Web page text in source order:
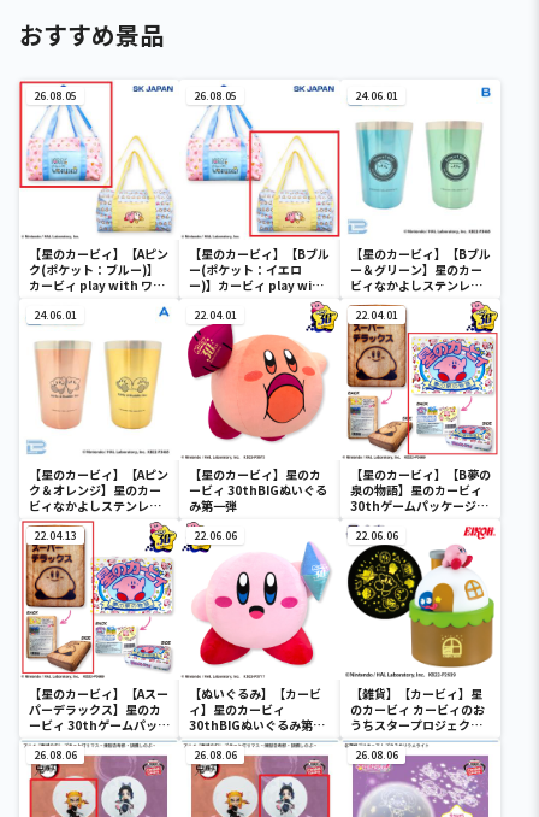
おすすめ景品
26.08.05
【星のカービィ】【Aピン
ク(ポケット：ブルー)】
カービィ play with ワド
26.08.05
【星のカービィ】【Bブル
ー(ポケット：イエロ
ー)】カービィ play with
ワドルディ ボストンバッ
グ
24.06.01
【星のカービィ】【Bブル
ー＆グリーン】星のカー
ビィなかよしステンレス
ペアタンブラー
24.06.01
【星のカービィ】【Aピン
ク＆オレンジ】星のカー
ビィなかよしステンレス
ペアタンブラー
22.04.01
【星のカービィ】星のカ
ービィ 30thBIGぬいぐる
み第一弾
22.04.01
【星のカービィ】【B夢の
泉の物語】星のカービィ
30thゲームパッケージク
ッション
22.04.13
【星のカービィ】【Aスー
パーデラックス】星のカ
ービィ 30thゲームパッケ
ージクッション
22.06.06
【ぬいぐるみ】【カービ
ィ】星のカービィ
30thBIGぬいぐるみ第二
弾
22.06.06
【雑貨】【カービィ】星
のカービィ カービィのお
うちスタープロジェクタ
ー
26.08.06 26.08.06 26.08.06